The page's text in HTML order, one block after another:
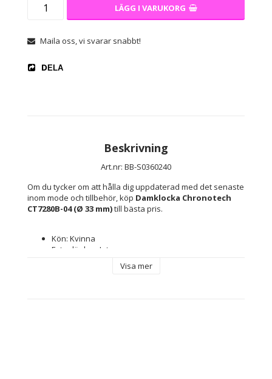
LÄGG I VARUKORG
Maila oss, vi svarar snabbt!
DELA
Beskrivning
Art.nr: BB-S0360240
Om du tycker om att hålla dig uppdaterad med det senaste
inom mode och tillbehör, köp Damklocka Chronotech
CT7280B-04 (Ø 33 mm) till bästa pris.
Kön: Kvinna
Extra länkar: Inte
Armbands-material: Läder
Visa mer